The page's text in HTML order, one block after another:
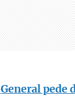
General pede